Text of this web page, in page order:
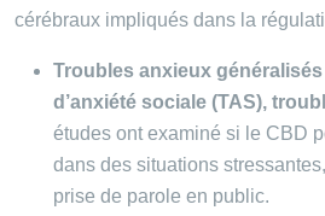
cérébraux impliqués dans la
Troubles anxieux
d’anxiété sociale (TAS),
études ont examiné si le CBD
dans des situations
prise de parole en public.